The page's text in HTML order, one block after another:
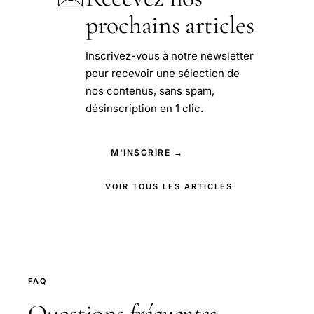
prochains articles
Inscrivez-vous à notre newsletter
pour recevoir une sélection de
nos contenus, sans spam,
désinscription en 1 clic.
M'INSCRIRE →
VOIR TOUS LES ARTICLES
FAQ